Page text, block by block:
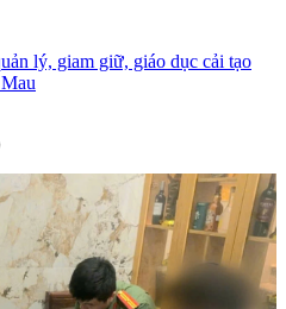
lý, giam giữ, giáo dục cải tạo